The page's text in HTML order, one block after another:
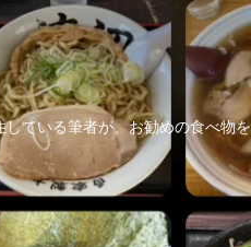
している筆者が、お勧めの食べ物